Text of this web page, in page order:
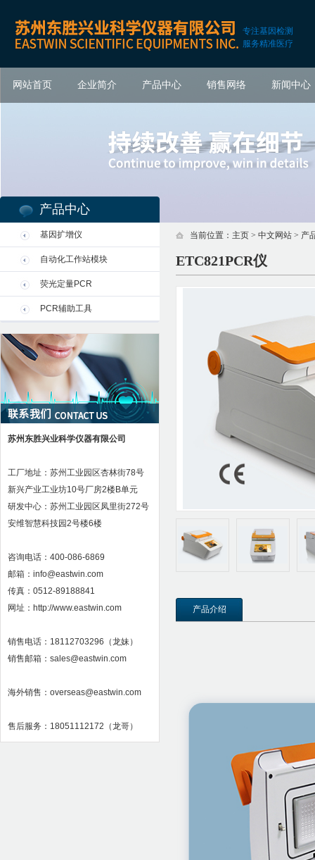
专注基因检测
服务精准医疗
网站首页 企业简介 产品中心 销售网络 新闻中心
产品中心
基因扩增仪
自动化工作站模块
荧光定量PCR
PCR辅助工具
苏州东胜兴业科学仪器有限公司
工厂地址：苏州工业园区杏林街78号
新兴产业工业坊10号厂房2楼B单元
研发中心：苏州工业园区凤里街272号
安维智慧科技园2号楼6楼
咨询电话：400-086-6869
邮箱：info@eastwin.com
传真：0512-89188841
网址：http://www.eastwin.com
销售电话：18112703296（龙妹）
销售邮箱：sales@eastwin.com
海外销售：overseas@eastwin.com
售后服务：18051112172（龙哥）
当前位置： 主页 > 中文网站 > 产
ETC821PCR仪
产品介绍